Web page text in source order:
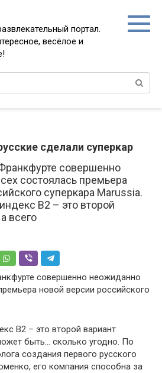
портал.
весёлое и
сделали суперкар
совершенно
состоялась премьера
суперкара Marussia.
B2 – это второй
всего
совершенно неожиданно
новой версии российского
B2 – это второй вариант
быть… сколько угодно. По
создания первого русского
его компания способна за